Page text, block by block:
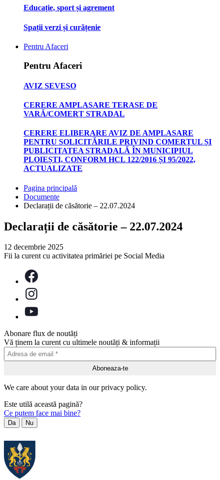
Educație, sport și agrement
Spații verzi și curățenie
Pentru Afaceri
Pentru Afaceri
AVIZ SEVESO
CERERE AMPLASARE TERASE DE
VARĂ/COMERȚ STRADAL
CERERE ELIBERARE AVIZ DE AMPLASARE
PENTRU SOLICITĂRILE PRIVIND COMERȚUL ȘI
PUBLICITATEA STRADALĂ ÎN MUNICIPIUL
PLOIEȘTI, CONFORM HCL 122/2016 ȘI 95/2022,
ACTUALIZATE
Pagina principală
Documente
Declarații de căsătorie – 22.07.2024
Declarații de căsătorie – 22.07.2024
12 decembrie 2025
Fii la curent cu activitatea primăriei pe Social Media
Abonare flux de noutăți
Vă ținem la curent cu ultimele noutăți & informații
We care about your data in our privacy policy.
Este utilă această pagină?
Ce putem face mai bine?
Da Nu